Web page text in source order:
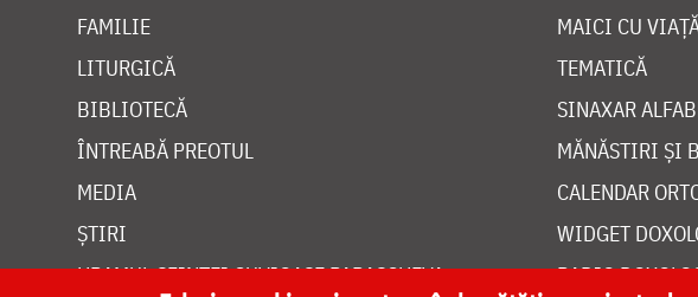
FAMILIE
LITURGICĂ
BIBLIOTECĂ
ÎNTREABĂ PREOTUL
MEDIA
ȘTIRI
HRAMUL SFINTEI CUVIOASE PARASCHEVA
MAICI CU
TEMATICĂ
SINAXAR
MĂNĂSTIRI ȘI
CALENDAR
WIDGET
RADIO